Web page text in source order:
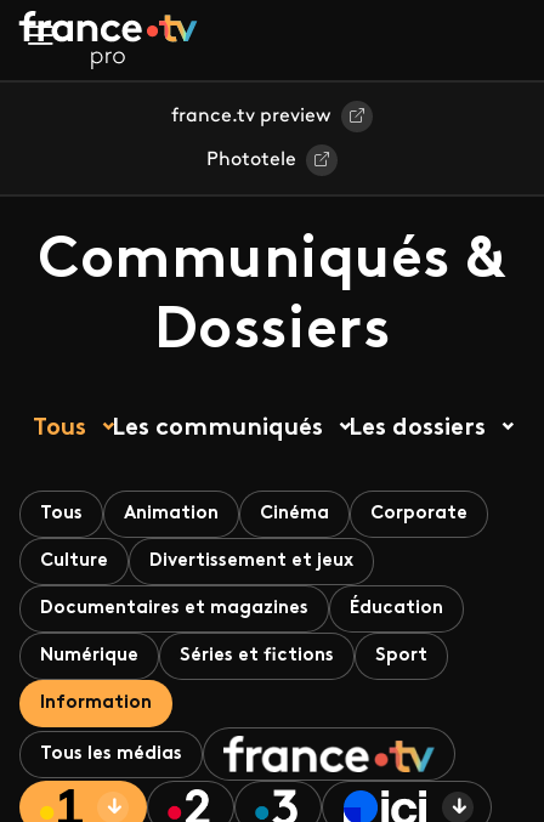
Aller au contenu principal
france.tv preview
Phototele
Communiqués &
Dossiers
Tous Les communiqués Les dossiers
Tous Animation Cinéma Corporate
Culture Divertissement et jeux
Documentaires et magazines Éducation
Numérique Séries et fictions Sport
Information
Tous les médias